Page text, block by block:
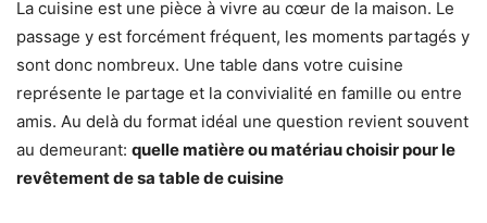
La cuisine est une pièce à vivre au cœur de la maison. Le
passage y est forcément fréquent, les moments partagés y
sont donc nombreux. Une table dans votre cuisine
représente le partage et la convivialité en famille ou entre
amis. Au delà du format idéal une question revient souvent
au demeurant: quelle matière ou matériau choisir pour le
revêtement de sa table de cuisine